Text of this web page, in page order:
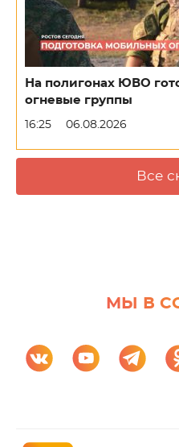
На полигонах ЮВО
огневые группы
16:25 06.08.2026
Все
МЫ В